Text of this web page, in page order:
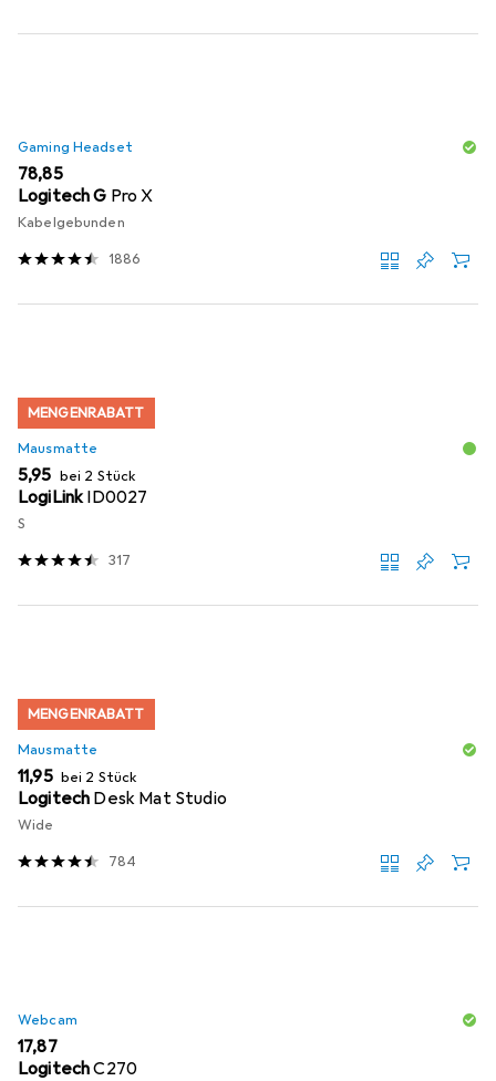
Gaming Headset
EUR
78,85
Logitech G Pro X
Kabelgebunden
1886
MENGENRABATT
Mausmatte
EUR
5,95 bei 2 Stück
LogiLinkID0027
S
317
MENGENRABATT
Mausmatte
EUR
11,95 bei 2 Stück
Logitech Desk Mat Studio
Wide
784
Webcam
EUR
17,87
LogitechC270